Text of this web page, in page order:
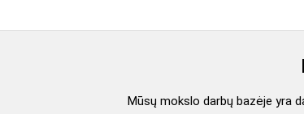
Mūsų mokslo darbų bazėje yra